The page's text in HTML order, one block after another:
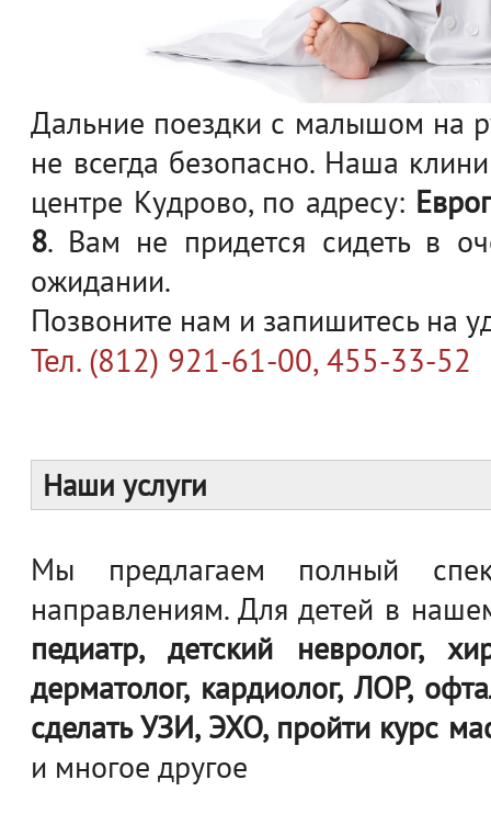
Дальние поездки с малышом на
не всегда безопасно. Наша
центре Кудрово, по адресу:
8. Вам не придется сидеть в
ожидании.
Позвоните нам и запишитесь на
Тел. (812) 921-61-00, 455-33-52
Наши услуги
Мы предлагаем полный
направлениям. Для детей в
педиатр, детский невролог,
дерматолог, кардиолог, ЛОР,
сделать УЗИ, ЭХО, пройти курс
и многое другое